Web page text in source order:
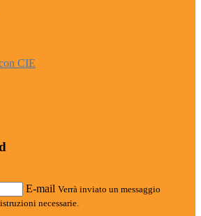
CIE
E-mail Verrà inviato un messaggio
necessarie.